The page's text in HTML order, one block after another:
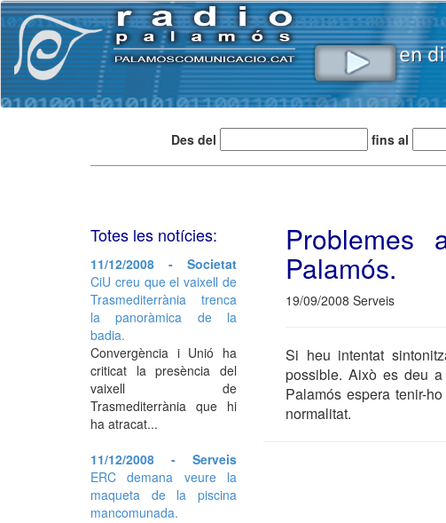
Des del fins al
Palamós.
19/09/2008 Serveis
Si heu intentat
possible. Això es deu
Palamós espera tenir-
normalitat.
Totes les notícies:
11/12/2008 - Societat
CiU creu que el vaixell de
Trasmediterrània trenca
la panoràmica de la
badia.
Convergència i Unió ha
criticat la presència del
vaixell de
Trasmediterrània que hi
ha atracat...
11/12/2008 - Serveis
ERC demana veure la
maqueta de la piscina
mancomunada.